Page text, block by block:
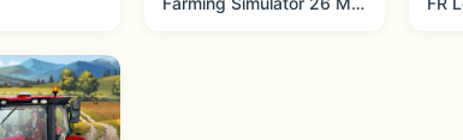
发中日双语配音版本，日本顶级声优花泽香菜、大
他们演绎的乔巴、皮卡丘、利威尔、神代利世等知